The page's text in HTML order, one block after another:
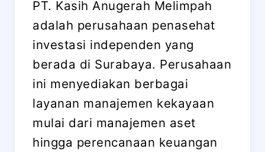
PT. Kasih Anugerah Melimpah
adalah perusahaan penasehat
investasi independen yang
berada di Surabaya. Perusahaan
ini menyediakan berbagai
layanan manajemen kekayaan
mulai dari manajemen aset
hingga perencanaan keuangan